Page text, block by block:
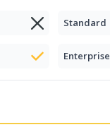
Standard
Enterprise